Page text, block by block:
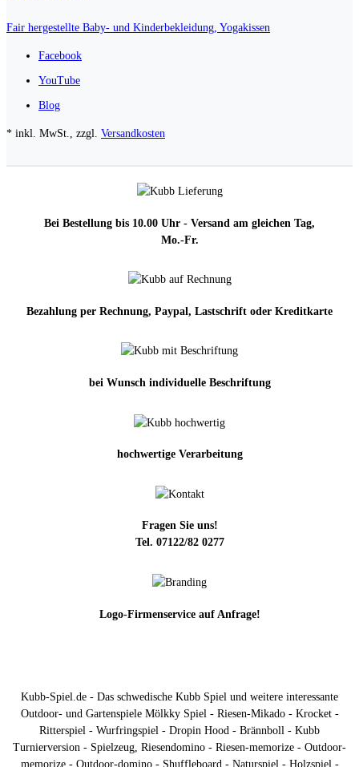
Fair hergestellte Baby- und Kinderbekleidung, Yogakissen
Facebook
YouTube
Blog
* inkl. MwSt., zzgl. Versandkosten
Bei Bestellung bis 10.00 Uhr - Versand am gleichen Tag,
Mo.-Fr.
Bezahlung per Rechnung, Paypal, Lastschrift oder Kreditkarte
bei Wunsch individuelle Beschriftung
hochwertige Verarbeitung
Fragen Sie uns!
Tel. 07122/82 0277
Logo-Firmenservice auf Anfrage!
Kubb-Spiel.de - Das schwedische Kubb Spiel und weitere interessante
Outdoor- und Gartenspiele Mölkky Spiel - Riesen-Mikado - Krocket -
Ritterspiel - Wurfringspiel - Dropin Hood - Brännboll - Kubb
Turnierversion - Spielzeug, Riesendomino - Riesen-memorize - Outdoor-
memorize - Outdoor-domino - Shuffleboard - Naturspiel - Holzspiel -